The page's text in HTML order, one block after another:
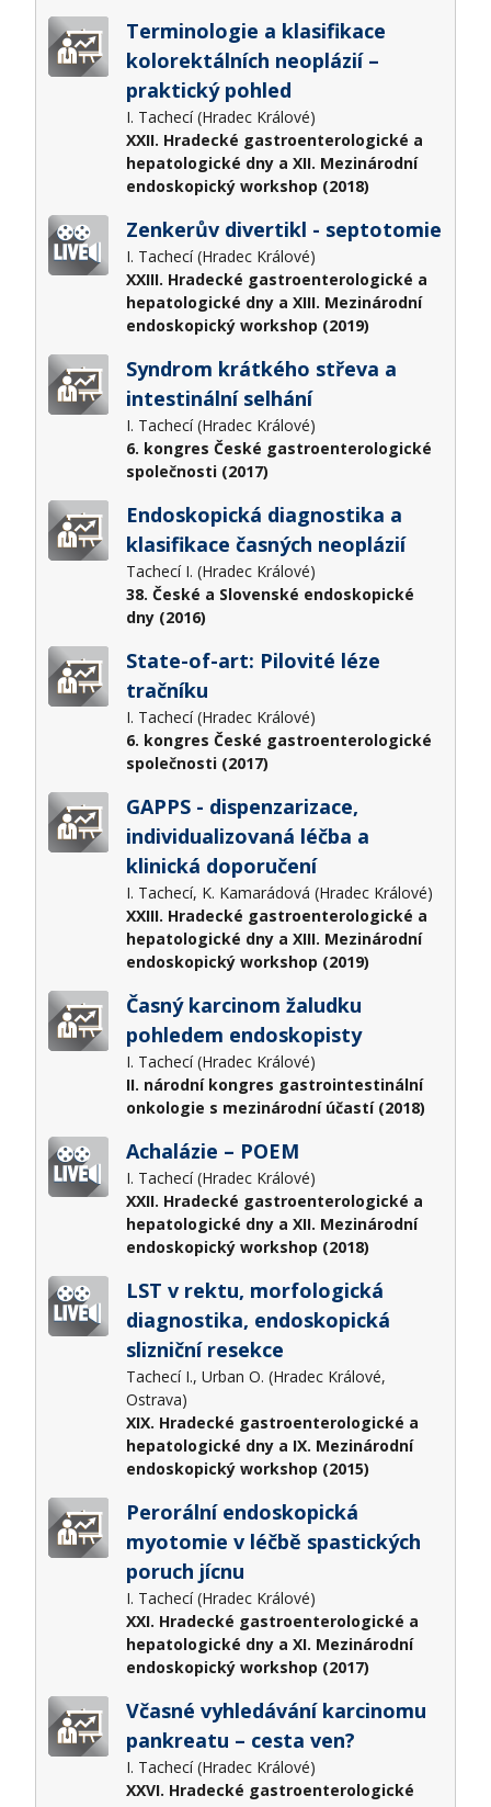
Terminologie a klasifikace
kolorektálních neoplázií –
praktický pohled
I. Tachecí (Hradec Králové)
XXII. Hradecké gastroenterologické a
hepatologické dny a XII. Mezinárodní
endoskopický workshop (2018)
Zenkerův divertikl - septotomie
I. Tachecí (Hradec Králové)
XXIII. Hradecké gastroenterologické a
hepatologické dny a XIII. Mezinárodní
endoskopický workshop (2019)
Syndrom krátkého střeva a
intestinální selhání
I. Tachecí (Hradec Králové)
6. kongres České gastroenterologické
společnosti (2017)
Endoskopická diagnostika a
klasifikace časných neoplázií
Tachecí I. (Hradec Králové)
38. České a Slovenské endoskopické
dny (2016)
State-of-art: Pilovité léze
tračníku
I. Tachecí (Hradec Králové)
6. kongres České gastroenterologické
společnosti (2017)
GAPPS - dispenzarizace,
individualizovaná léčba a
klinická doporučení
I. Tachecí, K. Kamarádová (Hradec Králové)
XXIII. Hradecké gastroenterologické a
hepatologické dny a XIII. Mezinárodní
endoskopický workshop (2019)
Časný karcinom žaludku
pohledem endoskopisty
I. Tachecí (Hradec Králové)
II. národní kongres gastrointestinální
onkologie s mezinárodní účastí (2018)
Achalázie – POEM
I. Tachecí (Hradec Králové)
XXII. Hradecké gastroenterologické a
hepatologické dny a XII. Mezinárodní
endoskopický workshop (2018)
LST v rektu, morfologická
diagnostika, endoskopická
slizniční resekce
Tachecí I., Urban O. (Hradec Králové,
Ostrava)
XIX. Hradecké gastroenterologické a
hepatologické dny a IX. Mezinárodní
endoskopický workshop (2015)
Perorální endoskopická
myotomie v léčbě spastických
poruch jícnu
I. Tachecí (Hradec Králové)
XXI. Hradecké gastroenterologické a
hepatologické dny a XI. Mezinárodní
endoskopický workshop (2017)
Včasné vyhledávání karcinomu
pankreatu – cesta ven?
I. Tachecí (Hradec Králové)
XXVI. Hradecké gastroenterologické